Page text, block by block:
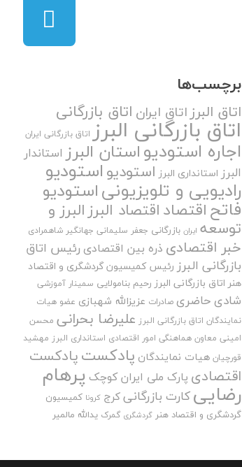
برچسب‌ها
اتاق البرزاتاق ایران اتاق بازرگانی
اتاق بازرگانی البرز اتاق بازرگانی ایران
اجاره استودیواستان البرز استاندار
البرز استانداری البرز استودیواستودیو
رادیویی و تلویزیونیاستودیو
فاتحاقتصاداقتصاد البرزالبرز و
توسعه ایران بازرگانی جعفر سلیمانی جهانگیر شاهمرادی
خبر اقتصادی ذره بین اقتصادی رئیس اتاق
بازرگانی البرز رئیس کمیسیون گردشگری و اقتصاد
هنر اتاق بازرگانی البرز رحیم بنامولایی سمینار آموزشی
شادی حاضری صادرات عزیزالله شهبازی عضو هیات
نمایندگان اتاق بازرگانی البرز علیرضا بحرانی محسن
امینی معاون هماهنگی امور اقتصادی استانداری البرز مهشید
قورچیان هیات نمایندگان پادکستپادکست
اقتصادی پارک ملی ایران کوچک پرهام
رضاییکارت بازرگانیکرج کرونا کمیسیون
گردشگری و اقتصاد هنر گردشگری گمرک یدالله مالمیر